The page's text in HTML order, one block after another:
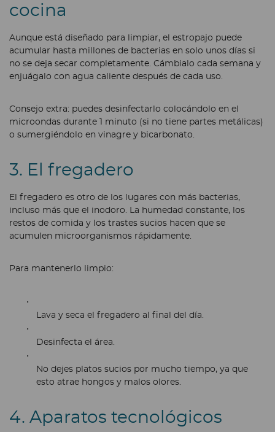
cocina
Aunque está diseñado para limpiar, el estropajo puede
acumular hasta millones de bacterias en solo unos días si
no se deja secar completamente. Cámbialo cada semana y
enjuágalo con agua caliente después de cada uso.
Consejo extra: puedes desinfectarlo colocándolo en el
microondas durante 1 minuto (si no tiene partes metálicas)
o sumergiéndolo en vinagre y bicarbonato.
3. El fregadero
El fregadero es otro de los lugares con más bacterias,
incluso más que el inodoro. La humedad constante, los
restos de comida y los trastes sucios hacen que se
acumulen microorganismos rápidamente.
Para mantenerlo limpio:
Lava y seca el fregadero al final del día.
Desinfecta el área.
No dejes platos sucios por mucho tiempo, ya que
esto atrae hongos y malos olores.
4. Aparatos tecnológicos